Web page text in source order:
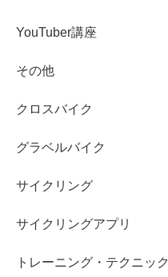
YouTuber講座
その他
クロスバイク
グラベルバイク
サイクリング
サイクリングアプリ
トレーニング・テクニック